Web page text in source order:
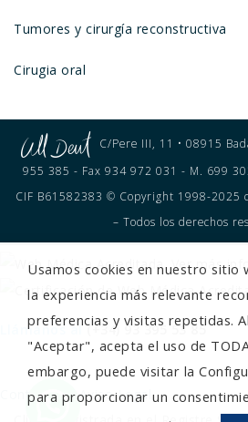
Tumores y cirurgía reconstructiva
Cirugia oral
C/Pere III, 11 • 08915
955 385 - Fax 934 972 031 - M. 699
CIF B61582383 © Copyright 1998-2025
– Todos los derechos
Llámanos al(+34) 93 395 53 85
Contacto
Aviso Legal
Usamos cookies en nuestro sitio
la experiencia más relevante
preferencias y visitas repetidas.
"Aceptar", acepta el uso de
embargo, puede visitar la
para proporcionar un